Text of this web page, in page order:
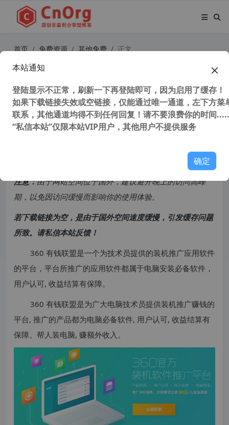
首页 免费资源 其他免费 正文
如何通过360有钱联盟，每天赚取50
0元？邀请好友就能获得佣金奖励！
30,300 次浏览次阅读
注意：由于网站空间位于国外，建议避开晚上的访问高峰
期，以免因访问缓慢而影响你的使用体验。
若下载链接为空，是由于国外空间速度缓慢，引发缓存问题
所致。请私信本站反馈！
360 有钱联盟是一个为技术员提供的装机推广应用软件
的平台，平台所推广的应用软件都属于电脑安装必备软件，
用户认可, 收益结算有保障。
360 有钱联盟是为广大电脑技术员提供装机推广赚钱的
平台, 推广的产品都为电脑必备软件, 用户认可, 收益结算有
保障。帮人装电脑, 赚额外收入。
本站通知
登陆显示不正常，刷新一下再登陆即可，因为启用了缓存！
如果下载链接失效或空链接，仅能通过唯一通道，左下方菜
联系，其他通道均得不到任何回复！请不要浪费你的时间
“私信本站”仅限本站VIP用户，其他用户不提供服务
确定